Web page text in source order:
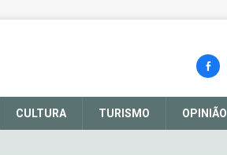
CULTURA TURISMO OPINIÃO